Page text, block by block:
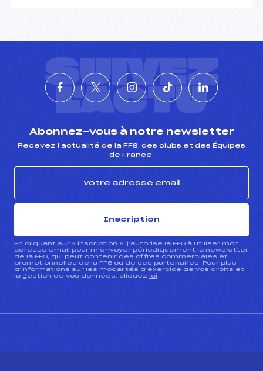
SUIVEZ
L'ACTU
Abonnez-vous à notre newsletter
Recevez l’actualité de la FFS, des clubs et des Équipes
de France.
Inscription
En cliquant sur « inscription », j’autorise la FFS à utiliser mon
adresse email pour m’envoyer périodiquement la newsletter
de la FFS, qui peut contenir des offres commerciales et
promotionnelles de la FFS ou de ses partenaires. Pour plus
d’informations sur les modalités d’exercice de vos droits et
la gestion de vos données, cliquez ici